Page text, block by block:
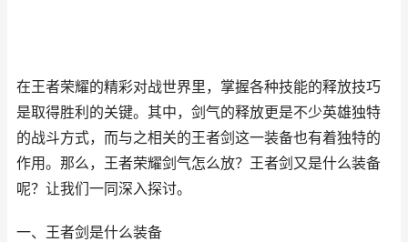
在王者荣耀的精彩对战世界里，掌握各种技能的释放技巧
是取得胜利的关键。其中，剑气的释放更是不少英雄独特
的战斗方式，而与之相关的王者剑这一装备也有着独特的
作用。那么，王者荣耀剑气怎么放？王者剑又是什么装备
呢？让我们一同深入探讨。
一、王者剑是什么装备